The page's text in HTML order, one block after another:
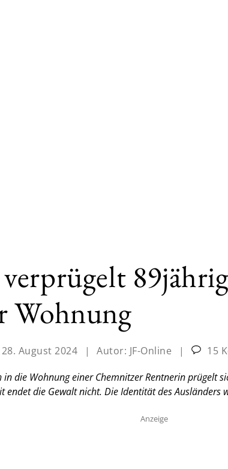
Wohnung
28. August 2024 | Autor: JF-Online |
15
in die Wohnung einer Chemnitzer Rentnerin prügelt
endet die Gewalt nicht. Die Identität des Ausländers
Anzeige